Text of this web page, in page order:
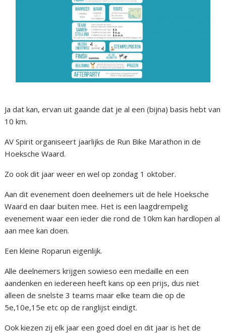
Ja dat kan, ervan uit gaande dat je al een (bijna) basis hebt van
10 km.
AV Spirit organiseert jaarlijks de Run Bike Marathon in de
Hoeksche Waard.
Zo ook dit jaar weer en wel op zondag 1 oktober.
Aan dit evenement doen deelnemers uit de hele Hoeksche
Waard en daar buiten mee. Het is een laagdrempelig
evenement waar een ieder die rond de 10km kan hardlopen al
aan mee kan doen.
Een kleine Roparun eigenlijk.
Alle deelnemers krijgen sowieso een medaille en een
aandenken en iedereen heeft kans op een prijs, dus niet
alleen de snelste 3 teams maar elke team die op de
5e,10e,15e etc op de ranglijst eindigt.
Ook kiezen zij elk jaar een goed doel en dit jaar is het de